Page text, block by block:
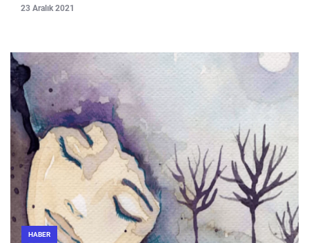
23 Aralık 2021
HABER